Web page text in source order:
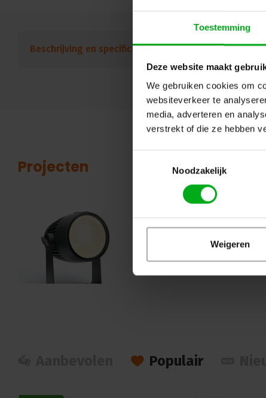
Toestemming
Deze website maakt
We gebruiken cookies om
websiteverkeer te
media, adverteren en
verstrekt of die ze hebben
Noodzakelijk
Weigeren
Beschrijving en specificaties Downloads
Projecten
We zijn exclusief distributeur
waren met name gecharmeerd
bediening spraken ons erg aan....
Populair